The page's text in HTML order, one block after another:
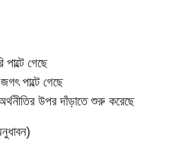
গেছে
পাল্টে গেছে
উপর দাঁড়াতে শুরু করেছে